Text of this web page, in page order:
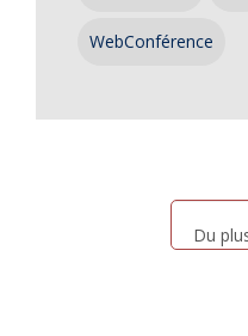
WebConférence
Du